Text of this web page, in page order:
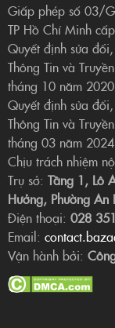
Giấp phép số 03/
TP Hồ Chí Minh
Quyết định sửa
Thông Tin và
tháng 10 năm 2020
Quyết định sửa
Thông Tin và
tháng 03 năm 2024
Chịu trách nhiệm
Trụ sở: Tầng 1, Lô
Hưởng, Phường An
Điện thoại: 028
Email:
Vận hành bởi: